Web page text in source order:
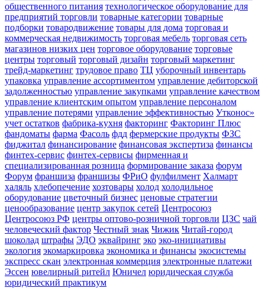
общественного питания технологическое оборудование для
предприятий торговли товарные категории товарные
подборки товародвижение товары для дома торговая и
коммерческая недвижимость торговая мебель торговая сеть
магазинов низких цен торговое оборудование торговые
центры торговый торговый дизайн торговый маркетинг
трейд-маркетинг трудовое право ТЦ уборочный инвентарь
упаковка управление ассортиментом управление дебиторской
задолженностью управление закупками управление качеством
управление клиентским опытом управление персоналом
управление потерями управление эффективностью Утконос»
учет остатков фабрика-кухня факторинг Факторинг Плюс
фандоматы фарма Фасоль фдд фермерские продукты ФЗС
фиджитал финансирование финансовая экспертиза финансы
финтех-сервис финтех-сервисы фирменная и
специализированная розница формирование заказа форум
Форум франшиза франшизы ФРиО фулфилмент Халмарт
халяль хлебопечение хозтовары холод холодильное
оборудование цветочный бизнес ценовые стратегии
ценообразование центр закупок сетей Центросоюз
Центросоюз РФ центры оптово-розничной торговли ЦЗС чай
человеческий фактор Честный знак Чижик Читай-город
шоколад штрафы ЭДО эквайринг эко эко-инициативы
экология экомаркировка экономика и финансы экосистемы
экспресс скан электронная коммерция электронные платежи
Эссен ювелирный ритейл Юничел юридическая служба
юридический практикум